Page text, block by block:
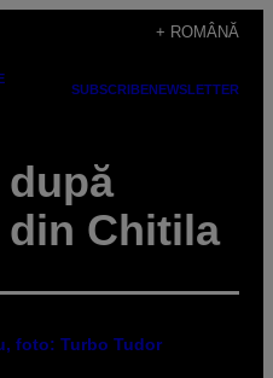
+ ROMÂNĂ
SUBSCRIBENEWSLETTER
Chitila
foto: Turbo Tudor